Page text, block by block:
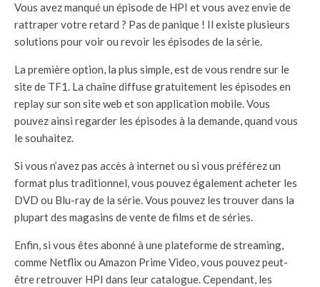
Vous avez manqué un épisode de HPI et vous avez envie de
rattraper votre retard ? Pas de panique ! Il existe plusieurs
solutions pour voir ou revoir les épisodes de la série.
La première option, la plus simple, est de vous rendre sur le
site de TF1. La chaîne diffuse gratuitement les épisodes en
replay sur son site web et son application mobile. Vous
pouvez ainsi regarder les épisodes à la demande, quand vous
le souhaitez.
Si vous n’avez pas accès à internet ou si vous préférez un
format plus traditionnel, vous pouvez également acheter les
DVD ou Blu-ray de la série. Vous pouvez les trouver dans la
plupart des magasins de vente de films et de séries.
Enfin, si vous êtes abonné à une plateforme de streaming,
comme Netflix ou Amazon Prime Video, vous pouvez peut-
être retrouver HPI dans leur catalogue. Cependant, les